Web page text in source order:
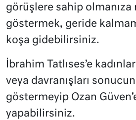
görüşlere sahip olmanıza
göstermek, geride
koşa gidebilirsiniz.
İbrahim Tatlıses’e
veya davranışları
göstermeyip Ozan
yapabilirsiniz.